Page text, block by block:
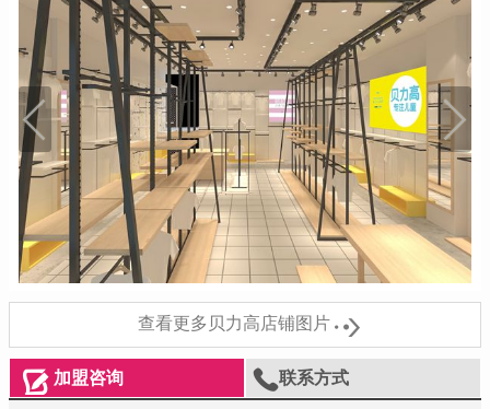
查看更多贝力高店铺图片
 加盟咨询 联系方式